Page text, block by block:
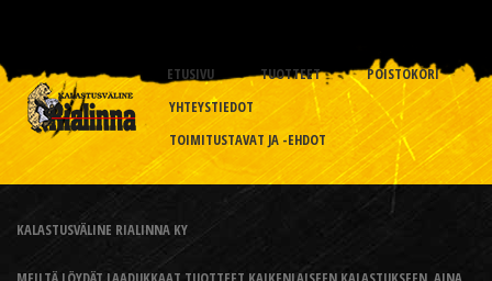
ETUSIVU TUOTTEET
POISTOKORI
YHTEYSTIEDOT
TOIMITUSTAVAT JA -EHDOT
KALASTUSVÄLINE RIALINNA KY